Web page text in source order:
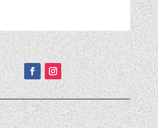
Подписывайтесь!